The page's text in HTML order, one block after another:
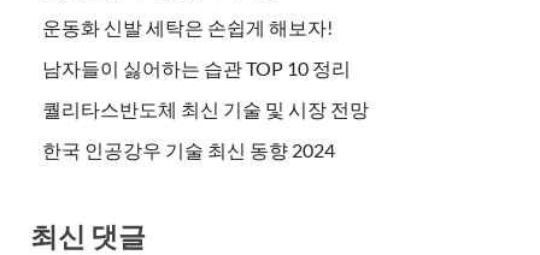
운동화 신발 세탁은 손쉽게 해보자!
남자들이 싫어하는 습관 TOP 10 정리
퀄리타스반도체 최신 기술 및 시장 전망
한국 인공강우 기술 최신 동향 2024
최신 댓글